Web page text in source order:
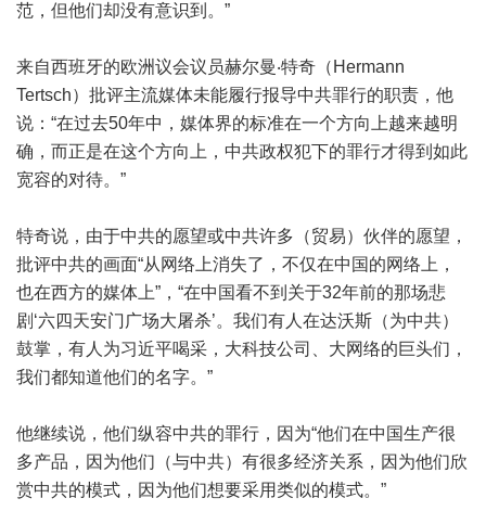
范，但他们却没有意识到。”
来自西班牙的欧洲议会议员赫尔曼‧特奇（Hermann
Tertsch）批评主流媒体未能履行报导中共罪行的职责，他
说：“在过去50年中，媒体界的标准在一个方向上越来越明
确，而正是在这个方向上，中共政权犯下的罪行才得到如此
宽容的对待。”
特奇说，由于中共的愿望或中共许多（贸易）伙伴的愿望，
批评中共的画面“从网络上消失了，不仅在中国的网络上，
也在西方的媒体上”，“在中国看不到关于32年前的那场悲
剧‘六四天安门广场大屠杀’。我们有人在达沃斯（为中共）
鼓掌，有人为习近平喝采，大科技公司、大网络的巨头们，
我们都知道他们的名字。”
他继续说，他们纵容中共的罪行，因为“他们在中国生产很
多产品，因为他们（与中共）有很多经济关系，因为他们欣
赏中共的模式，因为他们想要采用类似的模式。”